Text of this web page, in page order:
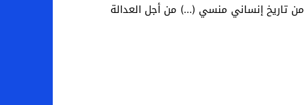
من تاريخ إنساني منسي (…) من أجل العدالة